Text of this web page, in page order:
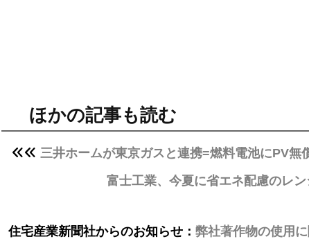
ほかの記事も読む
三井ホームが東京ガスと連携=燃料電池にPV無
富士工業、今夏に省エネ配慮のレ
住宅産業新聞社からのお知らせ： 弊社著作物の使用